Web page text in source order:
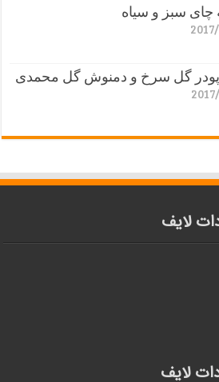
چای سبز و سیاه
گل سرخ و دمنوش گل محمدی
لایف
لایف